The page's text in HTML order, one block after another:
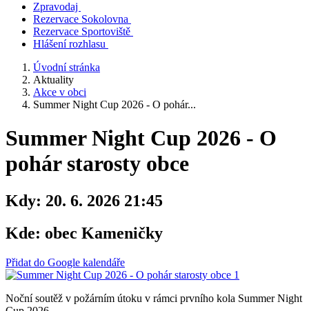
Zpravodaj
Rezervace Sokolovna
Rezervace Sportoviště
Hlášení rozhlasu
Úvodní stránka
Aktuality
Akce v obci
Summer Night Cup 2026 - O pohár...
Summer Night Cup 2026 - O
pohár starosty obce
Kdy: 20. 6. 2026 21:45
Kde: obec Kameničky
Přidat do Google kalendáře
Noční soutěž v požárním útoku v rámci prvního kola Summer Night